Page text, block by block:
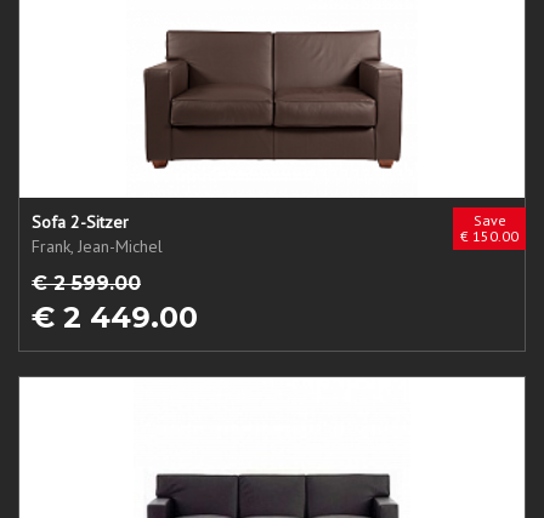
Save
€ 150.00
Sofa 2-Sitzer
Frank, Jean-Michel
€ 2 599.00
€ 2 449.00